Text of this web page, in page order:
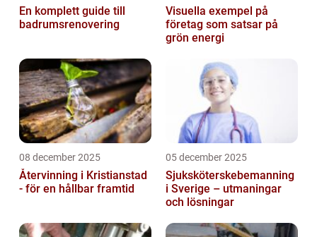
En komplett guide till
badrumsrenovering
Visuella exempel på
företag som satsar på
grön energi
08 december 2025
Återvinning i Kristianstad
- för en hållbar framtid
05 december 2025
Sjuksköterskebemanning
i Sverige – utmaningar
och lösningar